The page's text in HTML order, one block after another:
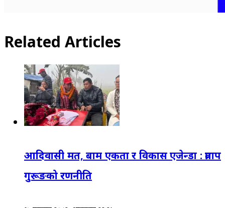
Related Articles
आदिवासी मत, बाम एकता र विकास एजेन्डा : प्रताप
गुरूङको रणनीति